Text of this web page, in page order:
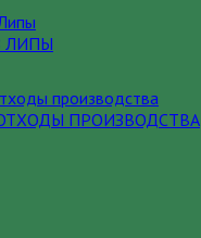
ЛИПЫ
ПРОИЗВОДСТВА